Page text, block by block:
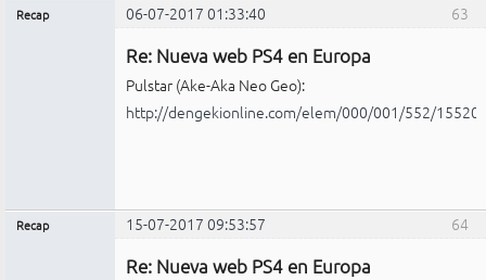
63
Recap 06-07-2017 01:33:40
Re: Nueva web PS4 en Europa
Pulstar (Ake-Aka Neo Geo):
http://dengekionline.com/elem/000/001/552/
64
Recap 15-07-2017 09:53:57
Re: Nueva web PS4 en Europa